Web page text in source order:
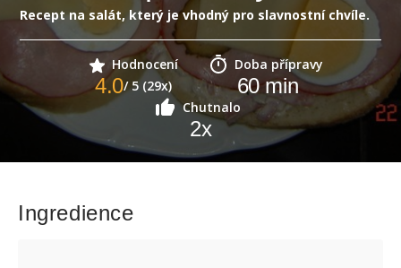
Recept na salát, který je vhodný pro slavnostní chvíle.
Hodnocení
4.0/ 5 (29x)
Doba přípravy
60min
Chutnalo
2x
Ingredience